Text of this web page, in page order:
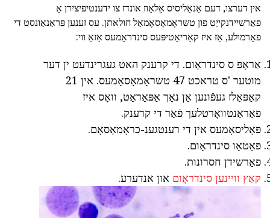
אין דערצו, דעם אַנאַליסיס אַלאַוז אונדז צו ידענטיפיצירן אַ
פאַרשיידנקייַט פון טשראָמאָסאָמאַל חולאתן. עס זענען פּראַנאַונסט די
פאָרמולע, אַז איז קאַריאָטיפּעס סינדראָמעס אַזאַ ווי:
אַראָפּ ס סינדראָום. די קרענק האט געגרינדעט ין דער
מוטער 'ס טראכט 47 טשראָמאָסאָמעס. אין 21
קאַפּאַלז געפֿונען אַן נאָך אַפּאַראַט, וואָס איז
פאַראַנטוואָרטלעך פֿאַר די קרענק.
פּאָליסאָמעס אין די רענטגענ-כראָמאָסאָם.
פּאַטאַו סינדראָום.
פאַרשידן חסרונות.
קאַץ וויינען סינדראָום און אנדערע.